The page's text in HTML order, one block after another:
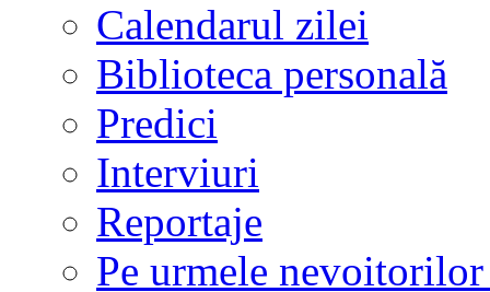
Calendarul zilei
Biblioteca personală
Predici
Interviuri
Reportaje
Pe urmele nevoitorilor